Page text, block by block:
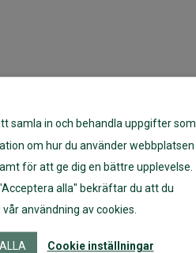
samla in och behandla uppgifter som
om hur du använder webbplatsen
för att ge dig en bättre upplevelse.
alla" bekräftar du att du
användning av cookies.
Cookie inställningar